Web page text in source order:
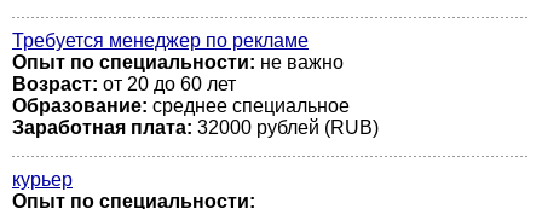
Требуется менеджер по рекламе
Опыт по специальности: не важно
Возраст: от 20 до 60 лет
Образование: среднее специальное
Заработная плата: 32000 рублей (RUB)
курьер
Опыт по специальности: